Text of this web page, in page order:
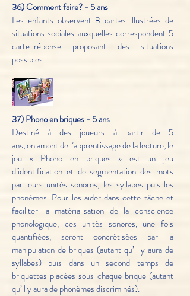
36) Comment faire? - 5 ans
Les enfants observent 8 cartes illustrées de
situations sociales auxquelles correspondent 5
carte-réponse proposant des situations
possibles.
37) Phono en briques - 5 ans
Destiné à des joueurs à partir de 5
ans, en amont de l’apprentissage de la lecture, le
jeu « Phono en briques » est un jeu
d’identification et de segmentation des mots
par leurs unités sonores, les syllabes puis les
phonèmes. Pour les aider dans cette tâche et
faciliter la matérialisation de la conscience
phonologique, ces unités sonores, une fois
quantifiées, seront concrétisées par la
manipulation de briques (autant qu’il y aura de
syllabes) puis dans un second temps de
briquettes placées sous chaque brique (autant
qu’il y aura de phonèmes discriminés).